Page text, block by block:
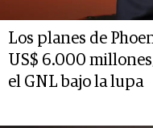
Los planes de
US$ 6.000
el GNL bajo la lupa